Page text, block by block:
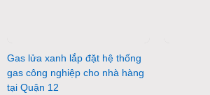
Gas lửa xanh lắp đặt hệ thống
gas công nghiệp cho nhà hàng
tại Quận 12